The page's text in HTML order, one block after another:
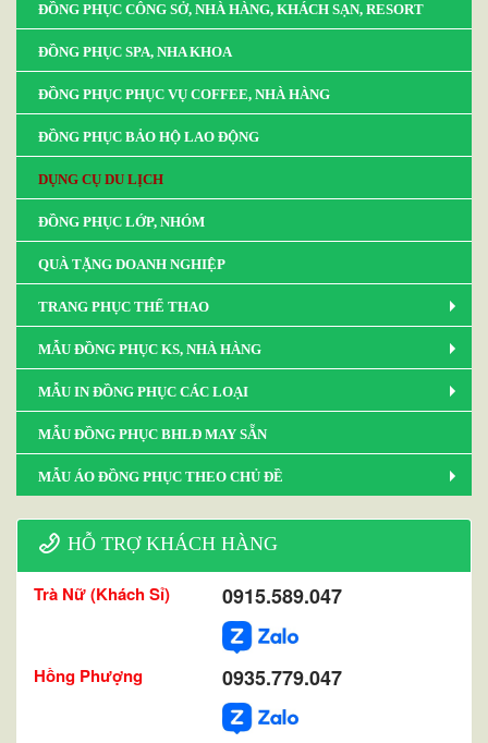
ĐỒNG PHỤC CÔNG SỞ, NHÀ HÀNG, KHÁCH SẠN, RESORT
ĐỒNG PHỤC SPA, NHA KHOA
ĐỒNG PHỤC PHỤC VỤ COFFEE, NHÀ HÀNG
ĐỒNG PHỤC BẢO HỘ LAO ĐỘNG
DỤNG CỤ DU LỊCH
ĐỒNG PHỤC LỚP, NHÓM
QUÀ TẶNG DOANH NGHIỆP
TRANG PHỤC THỂ THAO
MẪU ĐỒNG PHỤC KS, NHÀ HÀNG
MẪU IN ĐỒNG PHỤC CÁC LOẠI
MẪU ĐỒNG PHỤC BHLĐ MAY SẴN
MẪU ÁO ĐỒNG PHỤC THEO CHỦ ĐỀ
HỖ TRỢ KHÁCH HÀNG
Trà Nữ (Khách Sỉ) 0915.589.047
Hồng Phượng 0935.779.047